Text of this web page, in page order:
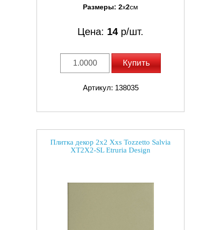
Размеры: 2x2см
Цена: 14 р/шт.
Купить
Артикул: 138035
Плитка декор 2x2 Xxs Tozzetto Salvia
XT2X2-SL Etruria Design